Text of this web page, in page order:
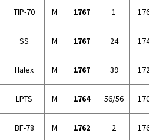
TIP-70 M 1767 1
SS M 1767 24
Halex M 1767 39
LPTS M 1764 56/56
BF-78 M 1762 2